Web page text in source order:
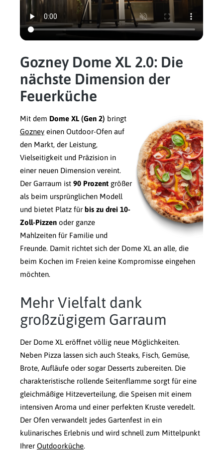
Gozney Dome XL 2.0: Die
nächste Dimension der
Feuerküche
Mit dem Dome XL (Gen 2) bringt
Gozney einen Outdoor-Ofen auf
den Markt, der Leistung,
Vielseitigkeit und Präzision in
einer neuen Dimension vereint.
Der Garraum ist 90 Prozent größer
als beim ursprünglichen Modell
und bietet Platz für bis zu drei 10-
Zoll-Pizzen oder ganze
Mahlzeiten für Familie und
Freunde. Damit richtet sich der Dome XL an alle, die
beim Kochen im Freien keine Kompromisse eingehen
möchten.
Mehr Vielfalt dank
großzügigem Garraum
Der Dome XL eröffnet völlig neue Möglichkeiten.
Neben Pizza lassen sich auch Steaks, Fisch, Gemüse,
Brote, Aufläufe oder sogar Desserts zubereiten. Die
charakteristische rollende Seitenflamme sorgt für eine
gleichmäßige Hitzeverteilung, die Speisen mit einem
intensiven Aroma und einer perfekten Kruste veredelt.
Der Ofen verwandelt jedes Gartenfest in ein
kulinarisches Erlebnis und wird schnell zum Mittelpunkt
Ihrer Outdoorküche.